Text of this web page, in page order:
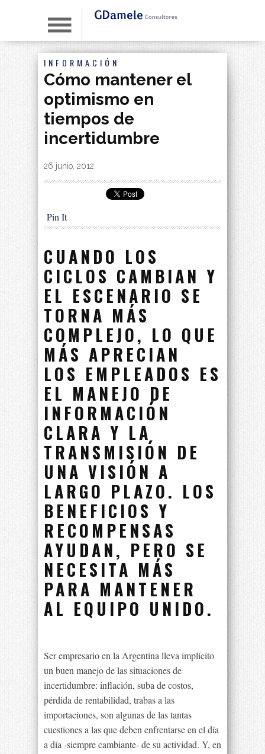
INFORMACIÓN
Cómo mantener el
optimismo en
tiempos de
incertidumbre
By|
26 junio, 2012
Pin It
CUANDO LOS
CICLOS CAMBIAN Y
EL ESCENARIO SE
TORNA MÁS
COMPLEJO, LO QUE
MÁS APRECIAN
LOS EMPLEADOS ES
EL MANEJO DE
INFORMACIÓN
CLARA Y LA
TRANSMISIÓN DE
UNA VISIÓN A
LARGO PLAZO. LOS
BENEFICIOS Y
RECOMPENSAS
AYUDAN, PERO SE
NECESITA MÁS
PARA MANTENER
AL EQUIPO UNIDO.
Ser empresario en la Argentina lleva implícito
un buen manejo de las situaciones de
incertidumbre: inflación, suba de costos,
pérdida de rentabilidad, trabas a las
importaciones, son algunas de las tantas
cuestiones a las que deben enfrentarse en el día
a día -siempre cambiante- de su actividad. Y, en